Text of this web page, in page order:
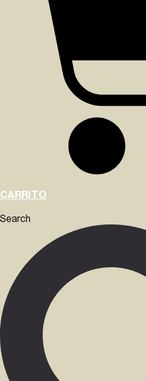
CARRITO
Search